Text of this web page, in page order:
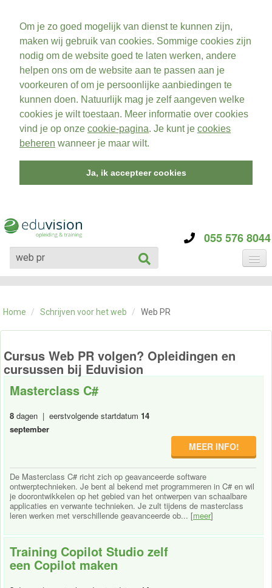
Om je zo goed mogelijk van dienst te kunnen zijn,
maken wij gebruik van cookies. Sommige cookies zijn
nodig om de website goed te laten werken, andere
helpen ons om de website aan te passen aan je
voorkeuren of om je persoonlijke aanbiedingen te
kunnen doen. Natuurlijk mag je zelf aangeven welke
cookies je wilt toestaan. Meer informatie over cookies
vind je op onze cookie-pagina. Je kunt je cookies
beheren wanneer je maar wilt.
Ja, ik accepteer cookies
055 576 8044
CATEGORIE
OVER ONS
CONTACT
Home / Schrijven voor het web / Web PR
Cursus Web PR volgen? Opleidingen en
cursussen bij Eduvision
Masterclass C#
8 dagen | eerstvolgende startdatum 14
september
MEER INFO!
De Masterclass C# richt zich op geavanceerde software
ontwerptechnieken. Je bent al bekend met programmeren in C# en wil
je doorontwikkelen op het gebied van het ontwerpen van schaalbare
applicaties en verwante technieken. Je zult tijdens de masterclass
leren werken met verschillende geavanceerde ob... [meer]
Training Copilot Studio zelf
een Copilot maken